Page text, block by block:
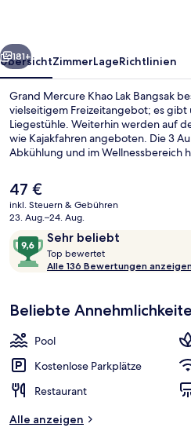
Weiter
181+
ÜbersichtZimmerLageRichtlinien
Grand Mercure Khao Lak Bangsak
vielseitigem Freizeitangebot; es gibt
Liegestühle. Weiterhin werden auf
wie Kajakfahren angeboten. Die 3
Abkühlung und im Wellnessbereich
auf Gegrilltes spezialisiert und zum
geöffnet. Dank Bar vor Ort kannst
lassen. Weitere Highlights wie ein
Poolbar und Fitnessmöglichkeiten
luxuriösen Stil.
Der
aktuelle
Preis
47 €.
47 €
inkl. Steuern & Gebühren
23. Aug.–24. Aug.
Bewertungen
Sehr beliebt
9,6
von
10,
beliebt
Top bewertet
o
b
r
Alle 136 Bewertungen
Beliebte
Pool
Kostenlose Parkplätze
Restaurant
Alle anzeigen